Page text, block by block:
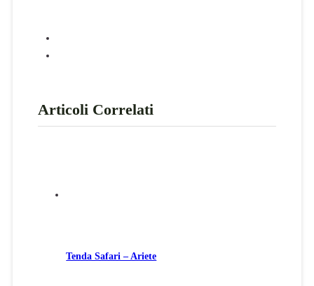
Articoli Correlati
Tenda Safari – Ariete